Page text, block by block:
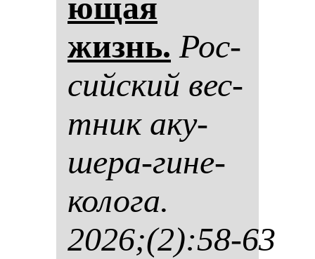
ющая
жизнь. Рос­
сий­ский вес­
тник аку­
ше­ра-ги­не­
ко­ло­га.
2026;(2):58-63